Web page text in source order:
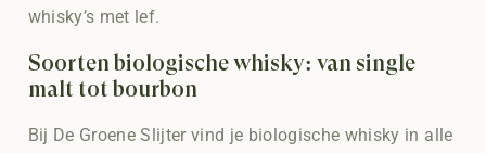
whisky’s met lef.
Soorten biologische whisky: van single
malt tot bourbon
Bij De Groene Slijter vind je biologische whisky in alle